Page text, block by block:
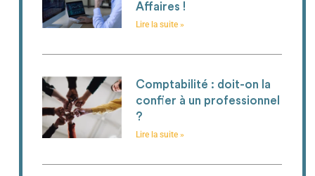
Affaires !
Lire la suite »
Comptabilité : doit-on la
confier à un professionnel
?
Lire la suite »